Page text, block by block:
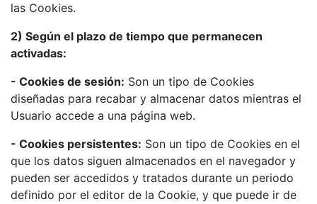
las Cookies.
2) Según el plazo de tiempo que permanecen
activadas:
- Cookies de sesión: Son un tipo de Cookies
diseñadas para recabar y almacenar datos mientras el
Usuario accede a una página web.
- Cookies persistentes: Son un tipo de Cookies en el
que los datos siguen almacenados en el navegador y
pueden ser accedidos y tratados durante un periodo
definido por el editor de la Cookie, y que puede ir de